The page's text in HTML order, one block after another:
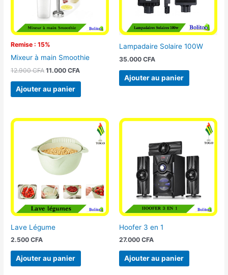
Remise : 15%
Mixeur à main Smoothie
12.900CFA 11.000CFA
Ajouter au panier
Lampadaire Solaire 100W
35.000 CFA
Ajouter au panier
Lave Légume
2.500CFA
Ajouter au panier
Hoofer 3 en 1
27.000 CFA
Ajouter au panier